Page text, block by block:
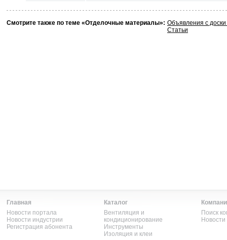
Смотрите также по теме «Отделочные материалы»: Объявления с
Статьи
Главная
Новости портала
Новости индустрии
Регистрация абонента
Каталог
Вентиляция и
кондиционирование
Инструменты
Изоляция и клеи
Поиск